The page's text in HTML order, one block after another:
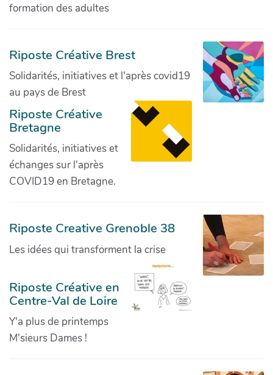
formation des adultes
Riposte Créative Brest
Solidarités, initiatives et l'après covid19
au pays de Brest
Riposte Créative
Bretagne
Solidarités, initiatives et
échanges sur l'après
COVID19 en Bretagne.
Riposte Creative Grenoble 38
Les idées qui transforment la crise
Riposte Créative en
Centre-Val de Loire
Y'a plus de printemps
M'sieurs Dames !